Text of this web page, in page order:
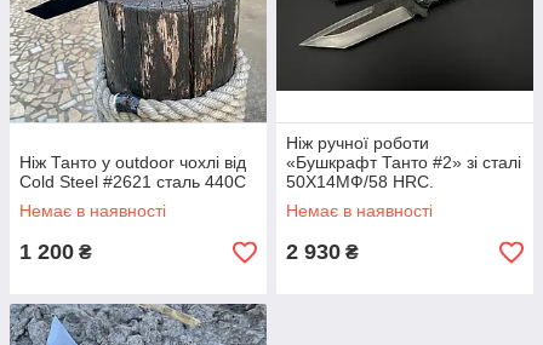
Ніж Танто у outdoor чохлі від
Cold Steel #2621 сталь 440С
Немає в наявності
1 200 ₴
Ніж ручної роботи
«Бушкрафт Танто #2» зі сталі
50Х14МФ/58 HRC.
Немає в наявності
2 930 ₴